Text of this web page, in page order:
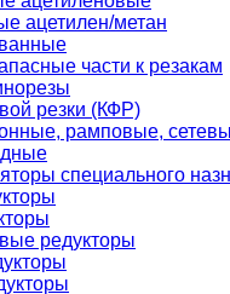
ацетилен/метан
части к резакам
резки (КФР)
рамповые,
специального
редукторы